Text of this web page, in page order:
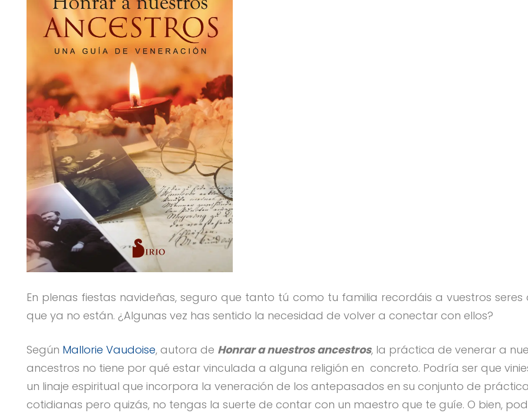
En plenas fiestas navideñas, seguro que tanto tú como tu familia recordáis a vuestros seres
que ya no están. ¿Algunas vez has sentido la necesidad de volver a conectar con ellos?
Según Mallorie Vaudoise, autora de Honrar a nuestros ancestros, la práctica de venerar a
ancestros no tiene por qué estar vinculada a alguna religión en concreto. Podría ser que
un linaje espiritual que incorpora la veneración de los antepasados en su conjunto de
cotidianas pero quizás, no tengas la suerte de contar con un maestro que te guíe. O bien,